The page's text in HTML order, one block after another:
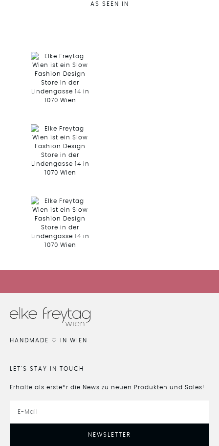
AS SEEN IN
HANDMADE ♡ IN WIEN
LET'S STAY IN TOUCH
Erhalte als erste*r die News zu neuen Produkten und Sales!
NEWSLETTER